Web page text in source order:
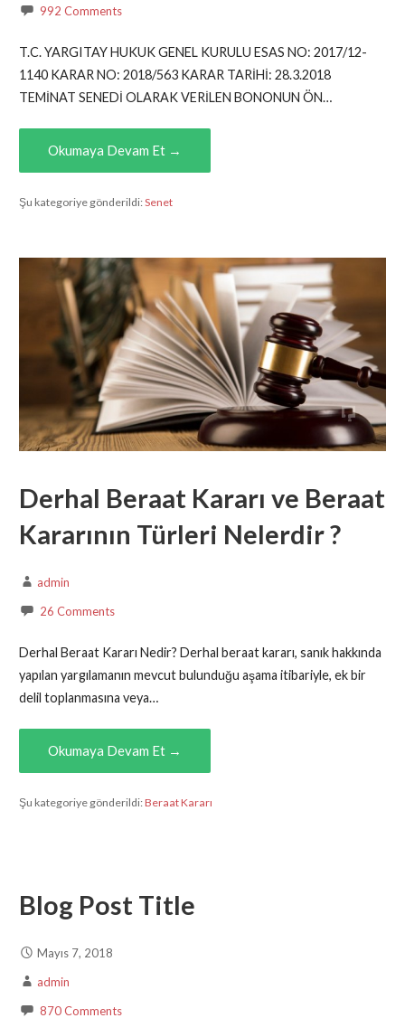
992 Comments
T.C. YARGITAY HUKUK GENEL KURULU ESAS NO: 2017/12-
1140 KARAR NO: 2018/563 KARAR TARİHİ: 28.3.2018
TEMİNAT SENEDİ OLARAK VERİLEN BONONUN ÖN…
Okumaya Devam Et →
Şu kategoriye gönderildi:Senet
Derhal Beraat Kararı ve Beraat
Kararının Türleri Nelerdir ?
admin
26 Comments
Derhal Beraat Kararı Nedir? Derhal beraat kararı, sanık hakkında
yapılan yargılamanın mevcut bulunduğu aşama itibariyle, ek bir
delil toplanmasına veya…
Okumaya Devam Et →
Şu kategoriye gönderildi:Beraat Kararı
Blog Post Title
Mayıs 7, 2018
admin
870 Comments